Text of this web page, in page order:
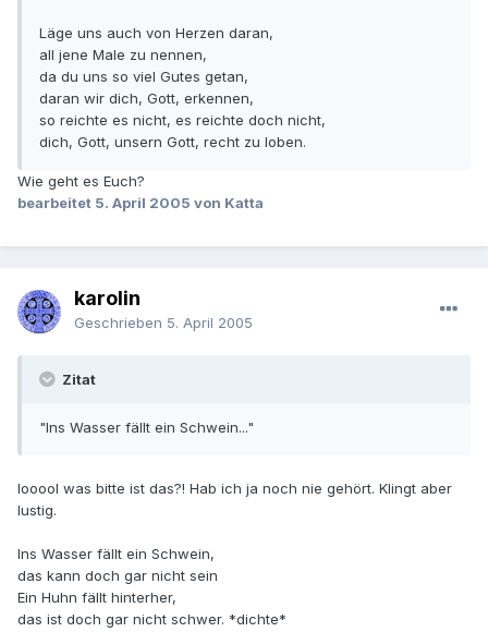
Läge uns auch von Herzen daran,
all jene Male zu nennen,
da du uns so viel Gutes getan,
daran wir dich, Gott, erkennen,
so reichte es nicht, es reichte doch nicht,
dich, Gott, unsern Gott, recht zu loben.
Wie geht es Euch?
bearbeitet 5. April 2005 von Katta
karolin
Geschrieben 5. April 2005
Zitat
"Ins Wasser fällt ein Schwein..."
looool was bitte ist das?! Hab ich ja noch nie gehört. Klingt aber
lustig.
Ins Wasser fällt ein Schwein,
das kann doch gar nicht sein
Ein Huhn fällt hinterher,
das ist doch gar nicht schwer. *dichte*